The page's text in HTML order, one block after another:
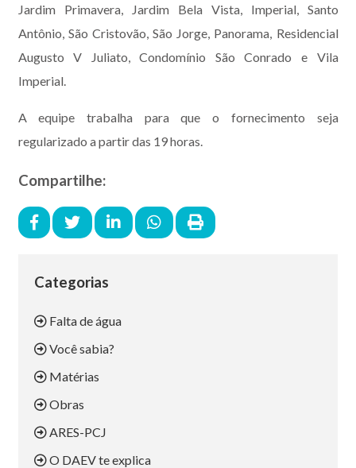
Jardim Primavera, Jardim Bela Vista, Imperial, Santo
Antônio, São Cristovão, São Jorge, Panorama, Residencial
Augusto V Juliato, Condomínio São Conrado e Vila
Imperial.
A equipe trabalha para que o fornecimento seja
regularizado a partir das 19 horas.
Compartilhe:
Categorias
Falta de água
Você sabia?
Matérias
Obras
ARES-PCJ
O DAEV te explica